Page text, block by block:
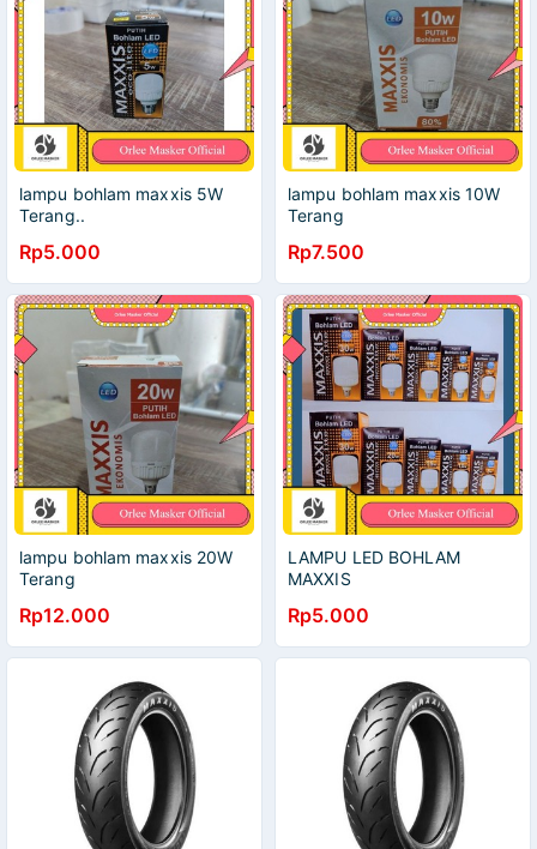
lampu bohlam maxxis 5W
Terang..
Rp5.000
lampu bohlam maxxis 10W
Terang
Rp7.500
lampu bohlam maxxis 20W
Terang
Rp12.000
LAMPU LED BOHLAM
MAXXIS
TERANG MURAH SANGAT
TERANG, HEMAT LISTRIK,
ORIGINAL, LARIS DI
PASARAN DAN ONLINE,
TERMURAH, HARGA SELES,
TERJAMIN, SIAP PAKAI,
TERANG OK, LAMPU
ORIGINAL LANGSUNG
PRODUSEN, NYAMAB,
LAMPU BERTAHAN SANGAT
LAMA & AMAN
Rp5.000